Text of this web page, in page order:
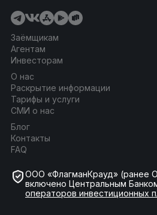
Заёмщикам
Агентам
Инвесторам
О нас
Раскрытие информации
Тарифы и услуги
СМИ о нас
Блог
Контакты
FAQ
ООО «ФлагманКрауд» (ранее
включено Центральным
операторов инвестиционных